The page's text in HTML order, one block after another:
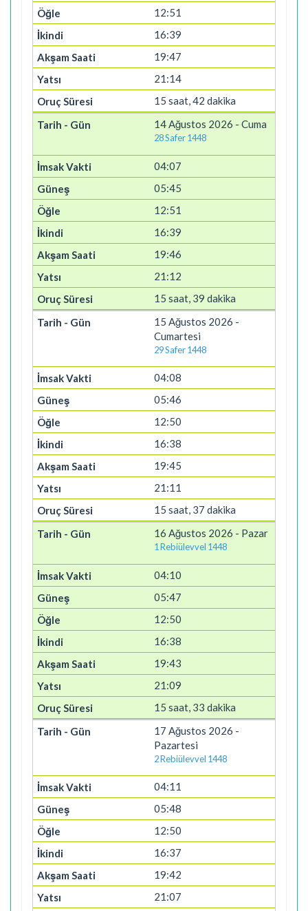
12:51
16:39
19:47
21:14
15 saat, 42 dakika
14 Ağustos 2026 - Cuma
28 Safer 1448
04:07
05:45
12:51
16:39
19:46
21:12
15 saat, 39 dakika
15 Ağustos 2026 -
Cumartesi
29 Safer 1448
04:08
05:46
12:50
16:38
19:45
21:11
15 saat, 37 dakika
16 Ağustos 2026 - Pazar
1 Rebiülevvel 1448
04:10
05:47
12:50
16:38
19:43
21:09
15 saat, 33 dakika
17 Ağustos 2026 -
Pazartesi
2 Rebiülevvel 1448
04:11
05:48
12:50
16:37
19:42
21:07